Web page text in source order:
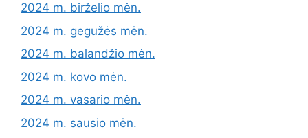
2024 m. birželio mėn.
2024 m. gegužės mėn.
2024 m. balandžio mėn.
2024 m. kovo mėn.
2024 m. vasario mėn.
2024 m. sausio mėn.